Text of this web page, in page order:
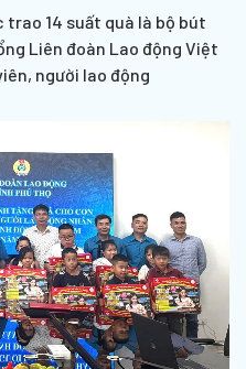
trao 14 suất quà là bộ bút
Liên đoàn Lao động Việt
người lao động